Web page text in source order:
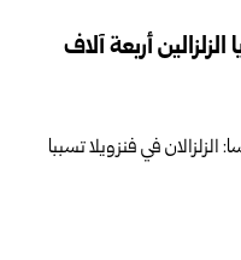
أربعة آلاف